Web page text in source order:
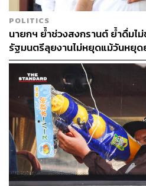
เดือนสิงหาคม 2567
วันแม่แห่งชาติ
หยุด 3 วัน
POLITICS
นายกฯ ย้ำช่วงสงกรานต์ ย้ำดื่มไ
รัฐมนตรีลุยงานไม่หยุดแม้วันหยุด